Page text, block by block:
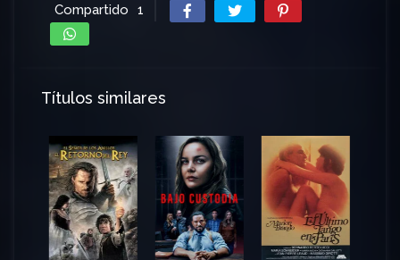
Compartido 1
Títulos similares